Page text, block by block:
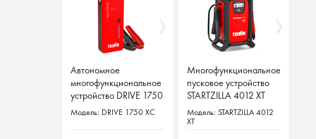
Автономное
многофункциональное
устройство DRIVE 1750
XC
Модель: DRIVE 1750 XC
Автономное
многофункциональное
устройство DRIVE 1750
XC
Модель: DRIVE 1750 XC
Многофункциональное
пусковое устройство
STARTZILLA 4012 XT
Модель: STARTZILLA 4012
XT
Многофункциональное
пусковое устройство
STARTZILLA 4012 XT
Модель: STARTZILLA 4012
XT